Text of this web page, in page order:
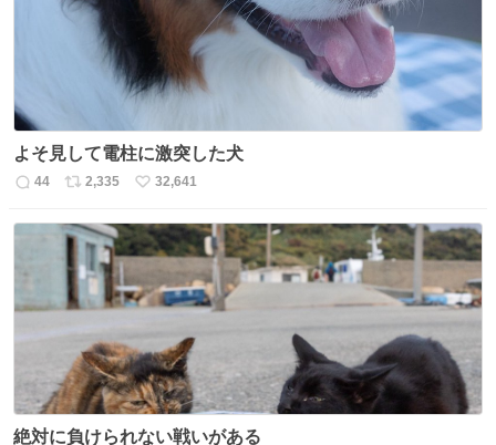
よそ見して電柱に激突した犬
返
数
44
リ
ス
ト
数
2,335
い
ね
数
32,641
絶対に負けられない戦いがある